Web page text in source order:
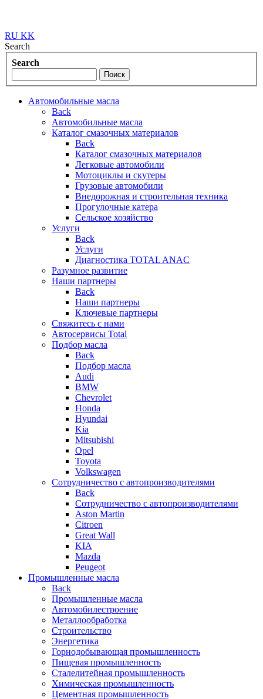
RU KK
Search
Search
Автомобильные масла
Back
Автомобильные масла
Каталог смазочных материалов
Back
Каталог смазочных материалов
Легковые автомобили
Мотоциклы и скутеры
Грузовые автомобили
Внедорожная и строительная техника
Прогулочные катера
Сельское хозяйство
Услуги
Back
Услуги
Диагностика TOTAL ANAC
Разумное развитие
Наши партнеры
Back
Наши партнеры
Ключевые партнеры
Свяжитесь с нами
Автосервисы Total
Подбор масла
Back
Подбор масла
Audi
BMW
Chevrolet
Honda
Hyundai
Kia
Mitsubishi
Opel
Toyota
Volkswagen
Сотрудничество с автопроизводителями
Back
Сотрудничество с автопроизводителями
Aston Martin
Citroen
Great Wall
KIA
Mazda
Peugeot
Промышленные масла
Back
Промышленные масла
Автомобилестроение
Металлообработка
Строительство
Энергетика
Горнодобывающая промышленность
Пищевая промышленность
Сталелитейная промышленность
Химическая промышленность
Цементная промышленность